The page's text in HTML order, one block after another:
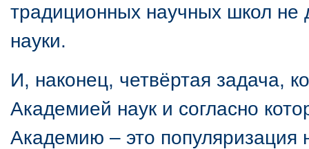
традиционных научных школ не
науки.
И, наконец, четвёртая задача,
Академией наук и согласно
Академию – это популяризация